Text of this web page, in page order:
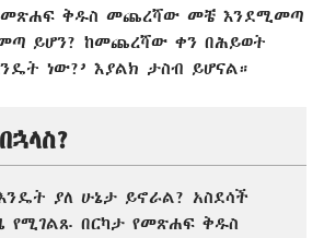
ቅዱስ መጨረሻው መቼ እንደሚመጣ
ይሆን? ከመጨረሻው ቀን በሕይወት
ነው?’ እያልክ ታስብ ይሆናል።
ያለ ሁኔታ ይኖራል? አስደሳች
የሚገልጹ በርካታ የመጽሐፍ ቅዱስ